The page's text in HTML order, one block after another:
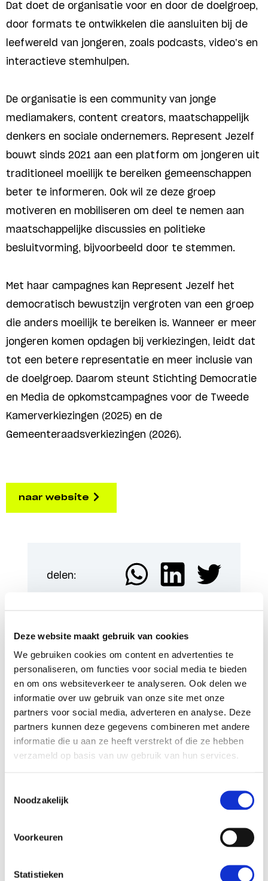
Deze website maakt gebruik van cookies
We gebruiken cookies om content en advertenties te
personaliseren, om functies voor social media te bieden
en om ons websiteverkeer te analyseren. Ook delen we
informatie over uw gebruik van onze site met onze
partners voor social media, adverteren en analyse. Deze
partners kunnen deze gegevens combineren met andere
informatie die u aan ze heeft verstrekt of die ze hebben
verzameld op basis van uw gebruik van hun services.
Noodzakelijk
Voorkeuren
Statistieken
Dat doet de organisatie voor en door de doelgroep,
door formats te ontwikkelen die aansluiten bij de
leefwereld van jongeren, zoals podcasts, video’s en
interactieve stemhulpen.
De organisatie is een community van jonge
mediamakers, content creators, maatschappelijk
denkers en sociale ondernemers. Represent Jezelf
bouwt sinds 2021 aan een platform om jongeren uit
traditioneel moeilijk te bereiken gemeenschappen
beter te informeren. Ook wil ze deze groep
motiveren en mobiliseren om deel te nemen aan
maatschappelijke discussies en politieke
besluitvorming, bijvoorbeeld door te stemmen.
Met haar campagnes kan Represent Jezelf het
democratisch bewustzijn vergroten van een groep
die anders moeilijk te bereiken is. Wanneer er meer
jongeren komen opdagen bij verkiezingen, leidt dat
tot een betere representatie en meer inclusie van
de doelgroep. Daarom steunt Stichting Democratie
en Media de opkomstcampagnes voor de Tweede
Kamerverkiezingen (2025) en de
Gemeenteraadsverkiezingen (2026).
naar website
delen:
Meer Daadkrachtige
democratie